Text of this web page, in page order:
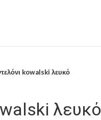
kowalski λευκό
λευκό